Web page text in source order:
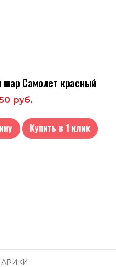
Самолет красный
руб.
Купить в 1 клик